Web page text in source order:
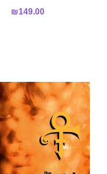
₪149.00